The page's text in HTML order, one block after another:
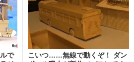
で
こいつ……無線で動くぞ！ ダン